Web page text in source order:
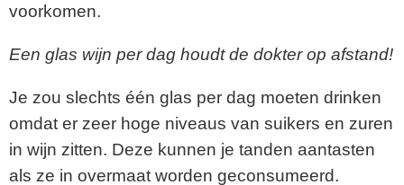
voorkomen.
Een glas wijn per dag houdt de dokter op afstand!
Je zou slechts één glas per dag moeten drinken
omdat er zeer hoge niveaus van suikers en zuren
in wijn zitten. Deze kunnen je tanden aantasten
als ze in overmaat worden geconsumeerd.